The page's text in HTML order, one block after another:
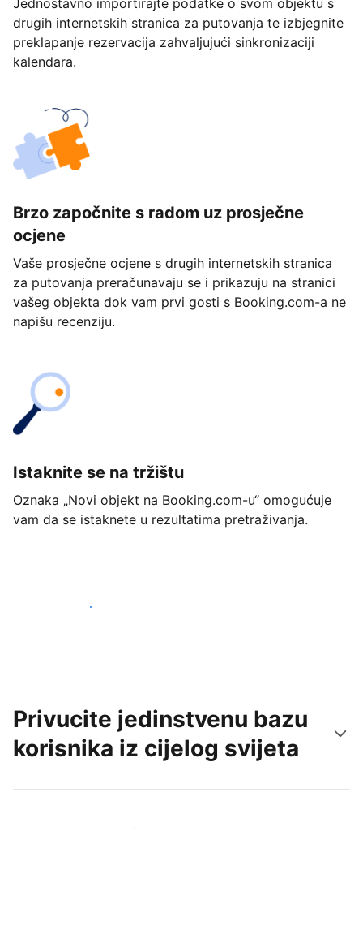
Jednostavno importirajte podatke o svom objektu s
drugih internetskih stranica za putovanja te izbjegnite
preklapanje rezervacija zahvaljujući sinkronizaciji
kalendara.
Brzo započnite s radom uz prosječne
ocjene
Vaše prosječne ocjene s drugih internetskih stranica
za putovanja preračunavaju se i prikazuju na stranici
vašeg objekta dok vam prvi gosti s Booking.com-a ne
napišu recenziju.
Istaknite se na tržištu
Oznaka „Novi objekt na Booking.com-u“ omogućuje
vam da se istaknete u rezultatima pretraživanja.
Započnite već danas
Privucite jedinstvenu bazu
korisnika iz cijelog svijeta
Doprite do novih gostiju već danas